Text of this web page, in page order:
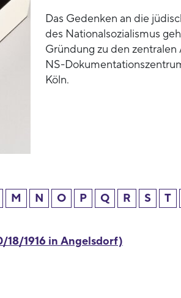
Das Gedenken an die
des Nationalsozialismus
Gründung zu den zentralen
NS-
Köln.
M N O P Q R S T
18/1916 in Angelsdorf)